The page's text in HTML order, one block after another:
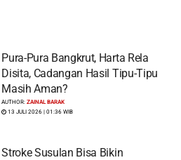
Pura-Pura Bangkrut, Harta Rela
Disita, Cadangan Hasil Tipu-Tipu
Masih Aman?
AUTHOR:ZAINAL BARAK
13 JULI 2026 | 01:36 WIB
Stroke Susulan Bisa Bikin